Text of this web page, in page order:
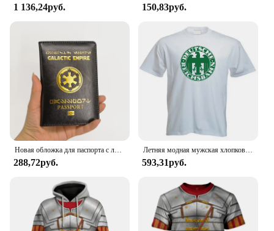
1 136,24руб. 150,83руб.
Новая обложка для паспорта с логотипом Galactic Empire, черные чехлы из искусственной кожи для паспортов, дорожный кошелек, органайзер для документов, держатель для паспорта
288,72руб.
Летняя модная мужская хлопковая футболка German Reichsbahn German Empire Reich Eagle Deutsche Bahn футболка крутые футболки топы
593,31руб.